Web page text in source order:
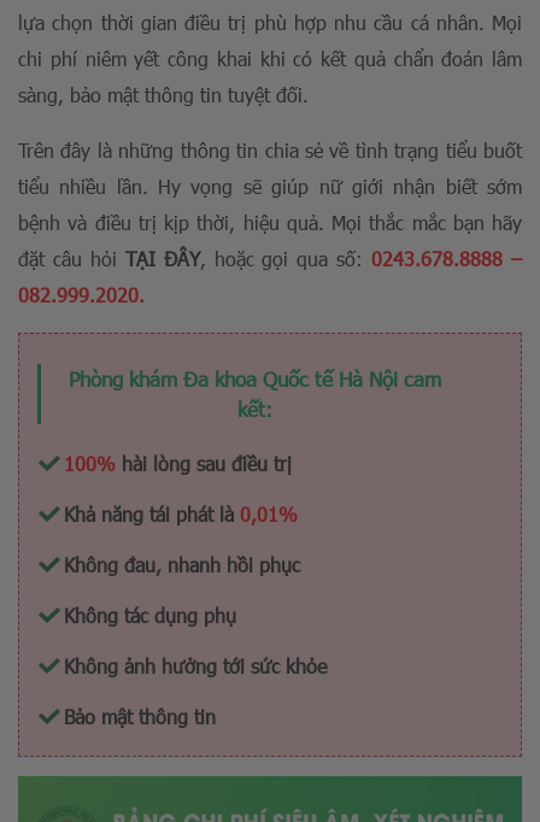
lựa chọn thời gian điều trị phù hợp nhu cầu cá nhân. Mọi
chi phí niêm yết công khai khi có kết quả chẩn đoán lâm
sàng, bảo mật thông tin tuyệt đối.
Trên đây là những thông tin chia sẻ về tình trạng tiểu buốt
tiểu nhiều lần. Hy vọng sẽ giúp nữ giới nhận biết sớm
bệnh và điều trị kịp thời, hiệu quả. Mọi thắc mắc bạn hãy
đặt câu hỏi TẠI ĐÂY, hoặc gọi qua số:0243.678.8888 –
082.999.2020.
Phòng khám Đa khoa Quốc tế Hà Nội cam
kết:
100% hài lòng sau điều trị
Khả năng tái phát là 0,01%
Không đau, nhanh hồi phục
Không tác dụng phụ
Không ảnh hưởng tới sức khỏe
Bảo mật thông tin